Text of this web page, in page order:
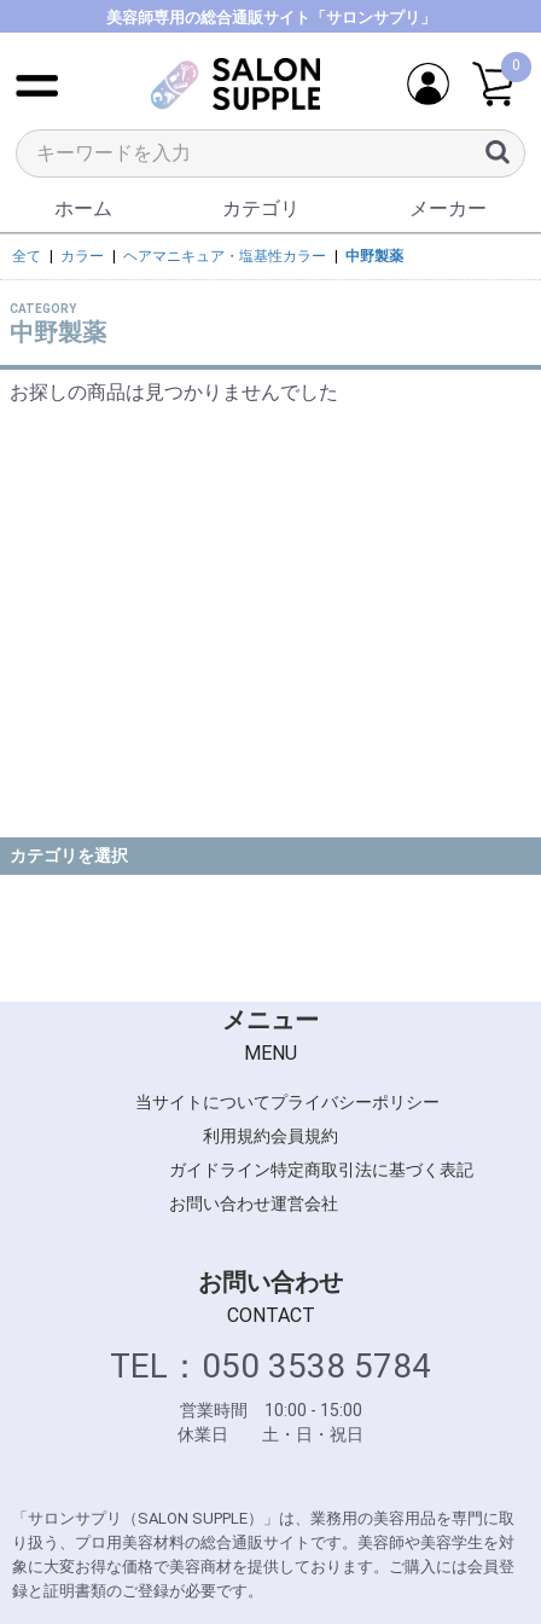
美容師専用の総合通販サイト「サロンサプリ」
0
ホーム カテゴリ メーカー
カテゴリを選択
全て カラー ヘアマニキュア・塩基性カラー 中野製薬
CATEGORY
中野製薬
お探しの商品は見つかりませんでした
メニュー
MENU
当サイトについてプライバシーポリシー
利用規約会員規約
ガイドライン特定商取引法に基づく表記
お問い合わせ運営会社
お問い合わせ
CONTACT
TEL：050 3538 5784
営業時間 10:00 - 15:00
休業日 土・日・祝日
「サロンサプリ（SALON SUPPLE）」は、業務用の美容用品を専門に取
り扱う、プロ用美容材料の総合通販サイトです。美容師や美容学生を対
象に大変お得な価格で美容商材を提供しております。ご購入には会員登
録と証明書類のご登録が必要です。